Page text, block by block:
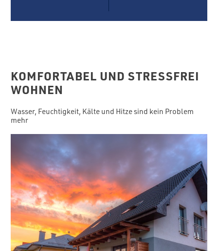
KOMFORTABEL UND STRESSFREI
WOHNEN
Wasser, Feuchtigkeit, Kälte und Hitze sind kein Problem
mehr